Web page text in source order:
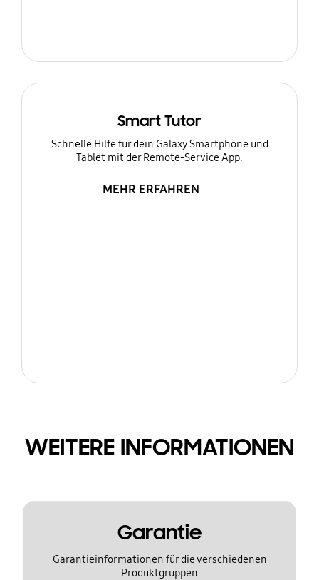
Smart Tutor
Schnelle Hilfe für dein Galaxy Smartphone und
Tablet mit der Remote-Service App.
MEHR ERFAHREN
WEITERE INFORMATIONEN
Garantie
Garantieinformationen für die verschiedenen
Produktgruppen